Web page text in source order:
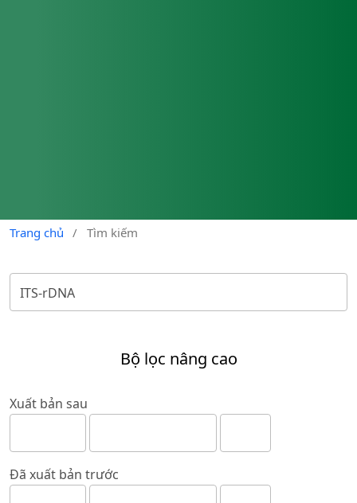
Trang chủ / Tìm kiếm
Bộ lọc nâng cao
Xuất bản sau
Đã xuất bản trước